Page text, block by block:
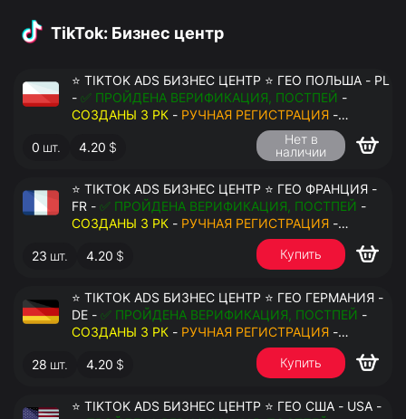
TikTok: Бизнес центр
⭐ TIKTOK ADS БИЗНЕС ЦЕНТР ⭐ ГЕО ПОЛЬША - PL
- ✅ ПРОЙДЕНА ВЕРИФИКАЦИЯ, ПОСТПЕЙ -
СОЗДАНЫ 3 РК - РУЧНАЯ РЕГИСТРАЦИЯ -
ДОСТУП К ПОЧТЕ - КУКИ - ВАТ ЗАПОЛНЕН -
ПЕРЕДАЧА В АНТИДЕТЕКТ
0 шт. 4.20 $
Нет в
наличии
⭐ TIKTOK ADS БИЗНЕС ЦЕНТР ⭐ ГЕО ФРАНЦИЯ -
FR - ✅ ПРОЙДЕНА ВЕРИФИКАЦИЯ, ПОСТПЕЙ -
СОЗДАНЫ 3 РК - РУЧНАЯ РЕГИСТРАЦИЯ -
ДОСТУП К ПОЧТЕ - КУКИ - ВАТ ЗАПОЛНЕН -
ПЕРЕДАЧА В АНТИДЕТЕКТ
23 шт. 4.20 $ Купить
⭐ TIKTOK ADS БИЗНЕС ЦЕНТР ⭐ ГЕО ГЕРМАНИЯ -
DE - ✅ ПРОЙДЕНА ВЕРИФИКАЦИЯ, ПОСТПЕЙ -
СОЗДАНЫ 3 РК - РУЧНАЯ РЕГИСТРАЦИЯ -
ДОСТУП К ПОЧТЕ - КУКИ - ВАТ ЗАПОЛНЕН -
ПЕРЕДАЧА В АНТИДЕТЕКТ
28 шт. 4.20 $ Купить
⭐ TIKTOK ADS БИЗНЕС ЦЕНТР ⭐ ГЕО США - USA -